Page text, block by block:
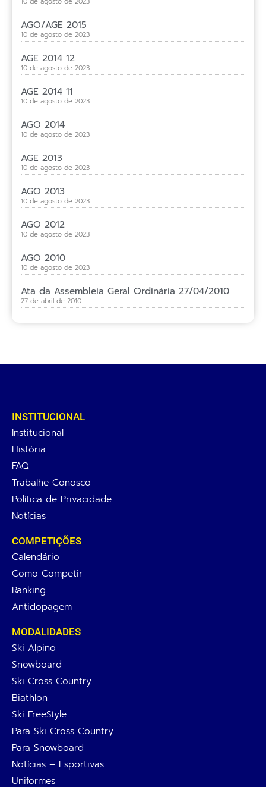
AGO/AGE 2015
10 de agosto de 2023
AGE 2014 12
10 de agosto de 2023
AGE 2014 11
10 de agosto de 2023
AGO 2014
10 de agosto de 2023
AGE 2013
10 de agosto de 2023
AGO 2013
10 de agosto de 2023
AGO 2012
10 de agosto de 2023
AGO 2010
10 de agosto de 2023
Ata da Assembleia Geral Ordinária 27/04/2010
27 de abril de 2010
INSTITUCIONAL
Institucional
História
FAQ
Trabalhe Conosco
Política de Privacidade
Notícias
COMPETIÇÕES
Calendário
Como Competir
Ranking
Antidopagem
MODALIDADES
Ski Alpino
Snowboard
Ski Cross Country
Biathlon
Ski FreeStyle
Para Ski Cross Country
Para Snowboard
Notícias – Esportivas
Uniformes